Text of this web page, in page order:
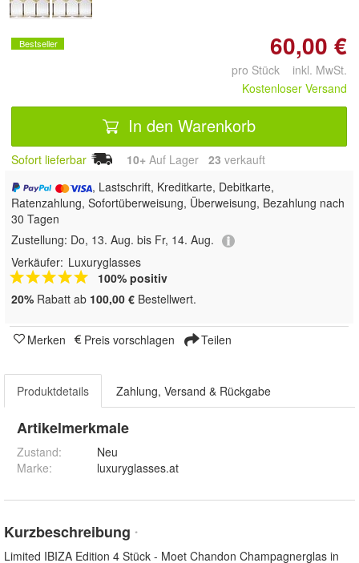
Bestseller 60,00 €
pro Stück inkl. MwSt.
Kostenloser Versand
In den Warenkorb
Sofort lieferbar 10+ Auf Lager 23 verkauft
, Lastschrift, Kreditkarte, Debitkarte,
Ratenzahlung, Sofortüberweisung, Überweisung, Bezahlung nach
30 Tagen
Zustellung: Do, 13. Aug. bis Fr, 14. Aug.
Verkäufer: Luxuryglasses
100% positiv
20% Rabatt ab 100,00 € Bestellwert.
Merken Preis vorschlagen Teilen
Produktdetails Zahlung, Versand & Rückgabe
Artikelmerkmale
Zustand:
Neu
Marke:
luxuryglasses.at
Kurzbeschreibung *
Limited IBIZA Edition 4 Stück - Moet Chandon Champagnerglas in